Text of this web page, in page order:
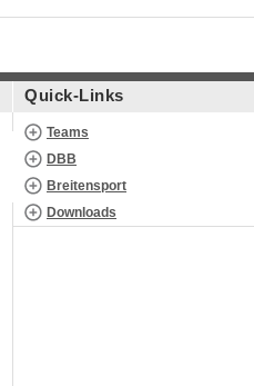
Quick-Links
Teams
DBB
Breitensport
Downloads